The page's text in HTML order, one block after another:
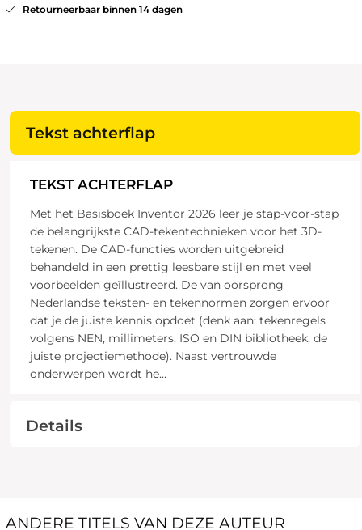
Retourneerbaar binnen 14 dagen
Tekst achterflap
TEKST ACHTERFLAP
Met het Basisboek Inventor 2026 leer je stap-voor-stap
de belangrijkste CAD-tekentechnieken voor het 3D-
tekenen. De CAD-functies worden uitgebreid
behandeld in een prettig leesbare stijl en met veel
voorbeelden geïllustreerd. De van oorsprong
Nederlandse teksten- en tekennormen zorgen ervoor
dat je de juiste kennis opdoet (denk aan: tekenregels
volgens NEN, millimeters, ISO en DIN bibliotheek, de
juiste projectiemethode). Naast vertrouwde
onderwerpen wordt he...
Details
ANDERE TITELS VAN DEZE AUTEUR